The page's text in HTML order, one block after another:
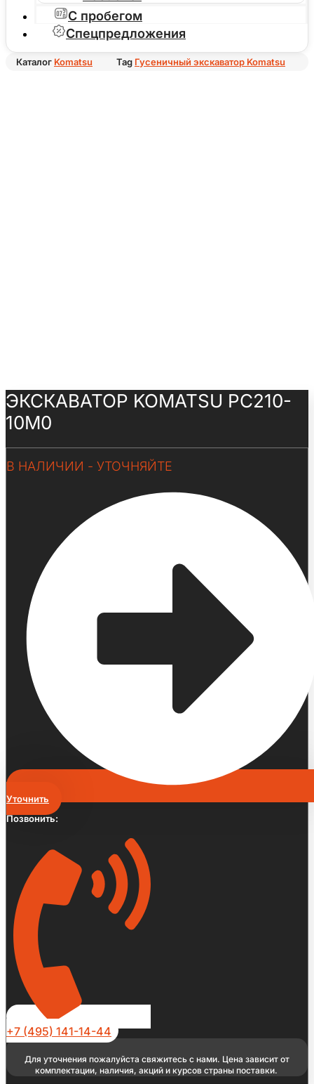
С пробегом
Спецпредложения
Каталог Komatsu Tag Гусеничный экскаватор Komatsu
ЭКСКАВАТОР KOMATSU PC210-
10M0
В НАЛИЧИИ - УТОЧНЯЙТЕ
Уточнить
Позвонить:
+7 (495) 141-14-44
Для уточнения пожалуйста свяжитесь с нами. Цена зависит от
комплектации, наличия, акций и курсов страны поставки.